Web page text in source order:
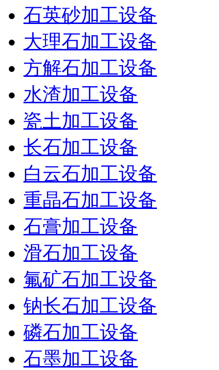
石英砂加工设备
大理石加工设备
方解石加工设备
水渣加工设备
瓷土加工设备
长石加工设备
白云石加工设备
重晶石加工设备
石膏加工设备
滑石加工设备
氟矿石加工设备
钠长石加工设备
磷石加工设备
石墨加工设备